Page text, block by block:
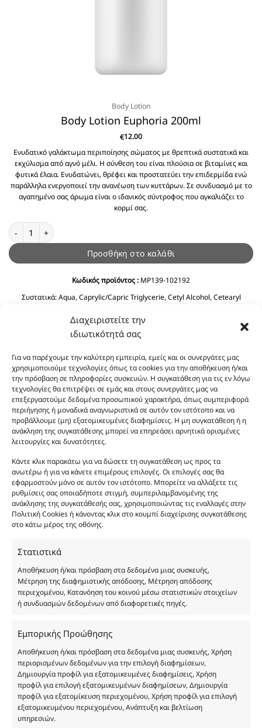
Διαχειριστείτε την
ιδιωτικότητά σας
Για να παρέχουμε την καλύτερη εμπειρία, εμείς και οι συνεργάτες μας
χρησιμοποιούμε τεχνολογίες όπως τα cookies για την αποθήκευση ή/και
την πρόσβαση σε πληροφορίες συσκευών. Η συγκατάθεση για τις εν λόγω
τεχνολογίες θα επιτρέψει σε εμάς και στους συνεργάτες μας να
επεξεργαστούμε δεδομένα προσωπικού χαρακτήρα, όπως συμπεριφορά
περιήγησης ή μοναδικά αναγνωριστικά σε αυτόν τον ιστότοπο και να
προβάλλουμε (μη) εξατομικευμένες διαφημίσεις. Η μη συγκατάθεση ή η
ανάκληση της συγκατάθεσης μπορεί να επηρεάσει αρνητικά ορισμένες
λειτουργίες και δυνατότητες.
Κάντε κλικ παρακάτω για να δώσετε τη συγκατάθεση ως προς τα
ανωτέρω ή για να κάνετε επιμέρους επιλογές. Οι επιλογές σας θα
εφαρμοστούν μόνο σε αυτόν τον ιστότοπο. Μπορείτε να αλλάξετε τις
ρυθμίσεις σας οποιαδήποτε στιγμή, συμπεριλαμβανομένης της
ανάκλησης της συγκατάθεσής σας, χρησιμοποιώντας τις εναλλαγές στην
Πολιτική Cookies ή κάνοντας κλικ στο κουμπί διαχείρισης συγκατάθεσης
στο κάτω μέρος της οθόνης.
Στατιστικά
Αποθήκευση ή/και πρόσβαση στα δεδομένα μιας συσκευής,
Μέτρηση της διαφημιστικής απόδοσης, Μέτρηση απόδοσης
περιεχομένου, Κατανόηση του κοινού μέσω στατιστικών στοιχείων
ή συνδυασμών δεδομένων από διαφορετικές πηγές.
Εμπορικής Προώθησης
Αποθήκευση ή/και πρόσβαση στα δεδομένα μιας συσκευής, Χρήση
περιορισμένων δεδομένων για την επιλογή διαφημίσεων,
Δημιουργία προφίλ για εξατομικευμένες διαφημίσεις, Χρήση
προφίλ για επιλογή εξατομικευμένων διαφημίσεων, Δημιουργία
προφίλ για εξατομίκευση περιεχομένου, Χρήση προφίλ για επιλογή
εξατομικευμένου περιεχομένου, Ανάπτυξη και βελτίωση
υπηρεσιών.
Body Lotion
Body Lotion Euphoria 200ml
€12.00
Ενυδατικό γαλάκτωμα περιποίησης σώματος με θρεπτικά συστατικά και
εκχύλισμα από αγνό μέλι. Η σύνθεση του είναι πλούσια σε βιταμίνες και
φυτικά έλαια. Ενυδατώνει, θρέφει και προστατεύει την επιδερμίδα ενώ
παράλληλα ενεργοποιεί την ανανέωση των κυττάρων. Σε συνδυασμό με το
αγαπημένο σας άρωμα είναι ο ιδανικός σύντροφος που αγκαλιάζει το
κορμί σας.
Body Lotion Euphoria 200ml ποσότητα
Προσθήκη στο καλάθι
Κωδικός προϊόντος : MP139-102192
Συστατικά:Aqua, Caprylic/Capric Triglycerie, Cetyl Alcohol, Cetearyl
Amygdalus Dulcis Oil, Cyclopentasiloxane, Phenoxyethanol, Ceteareth-20,
Olea Europaea Fruit Oil, Dimethicone, Ethylhexyglycerin, Imidazolidinyl
Urea, Polyquaternium-39, Panthenol, BHT, Sodium Benzoate, Citric Acid.
Οι φωτογραφίες των προϊόντων είναι ενδεικτικές
Σκοπός τους είναι η διευκόλυνση της επιλογής σας.
Σε καμία περίπτωση δεν αντιστοιχούν στα
αυθεντικά αρώματα και δεν ανταποκρίνονται στην
πραγματικότητα. Πρόθεση της επιχείρησης μας δεν
είναι η παραπλάνηση και η εξαπάτηση του
καταναλωτή. Όλα μας τα προϊόντα είναι τύπου, σε
χύμα μορφή και είναι εμπνευσμένα από τα
αντίστοιχα αυθεντικά γνωστών οίκων. Οι
ονομασίες, οι εικόνες και τα σήματα των
προϊόντων αποτελούν αναφαίρετη και
κατοχυρωμένη εμπορικά ιδιοκτησία των
Με επιφύλαξη κάθε νόμιμου δικαιώματος.
Eau de parfum
Αγίου Κωνσταντίνου 76